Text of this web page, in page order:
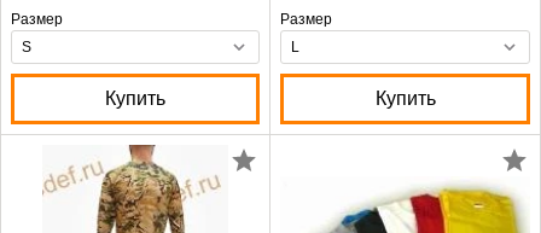
Размер
Купить
Размер
Купить